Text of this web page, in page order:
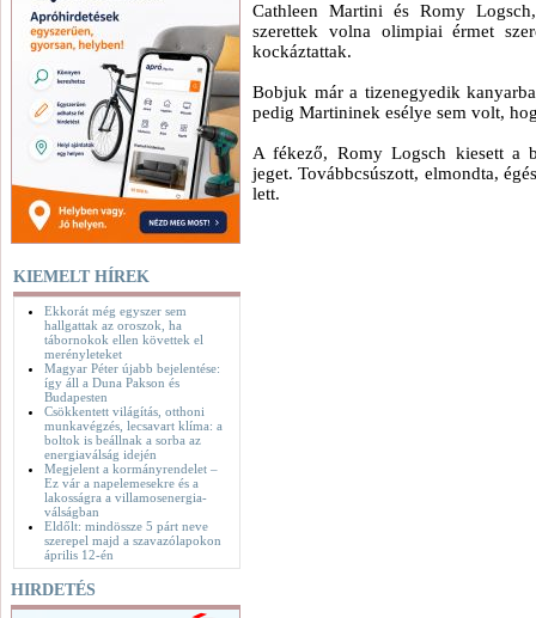
KIEMELT HÍREK
Ekkorát még egyszer sem
hallgattak az oroszok, ha
tábornokok ellen követtek el
merényleteket
Magyar Péter újabb bejelentése:
így áll a Duna Pakson és
Budapesten
Csökkentett világítás, otthoni
munkavégzés, lecsavart klíma: a
boltok is beállnak a sorba az
energiaválság idején
Megjelent a kormányrendelet –
Ez vár a napelemesekre és a
lakosságra a villamosenergia-
válságban
Eldőlt: mindössze 5 párt neve
szerepel majd a szavazólapokon
április 12-én
HIRDETÉS
Cathleen Martini és Romy
szerettek volna olimpiai érmet
kockáztattak.
Bobjuk már a tizenegyedik
pedig Martininek esélye sem volt,
A fékező, Romy Logsch kiesett a
jeget. Továbbcsúszott, elmondta,
lett.